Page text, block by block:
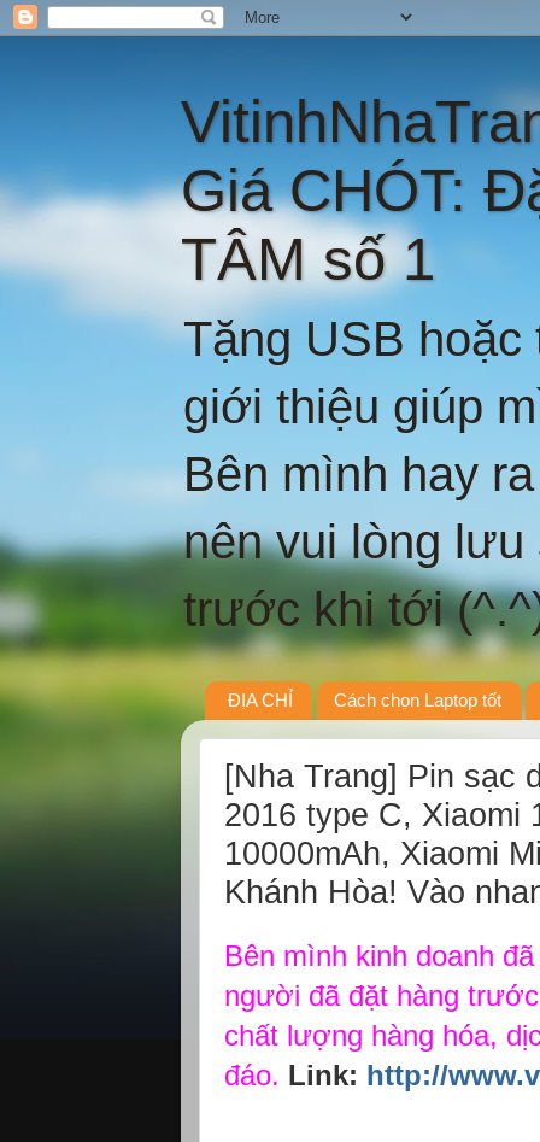
Giá CHÓT:
TÂM số 1
Tặng USB
giới thiệu giúp
Bên mình hay
nên vui lòng lưu
trước khi tới
ĐỊA CHỈ Cách chọn Laptop tốt
[Nha Trang] Pin sạc
2016 type C, Xiaomi
10000mAh, Xiaomi
Khánh Hòa! Vào
Bên mình kinh doanh
người đã đặt hàng
chất lượng hàng hóa,
đáo. Link: http://